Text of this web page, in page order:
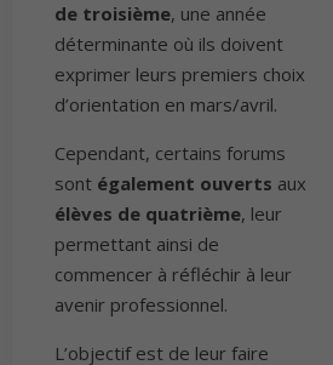
de troisième, une année
déterminante où ils doivent
exprimer leurs premiers choix
d’orientation en mars/avril.
Cependant, certains forums
sont également ouverts aux
élèves de quatrième, leur
permettant ainsi de
commencer à réfléchir à leur
avenir professionnel.
L’objectif est de leur faire